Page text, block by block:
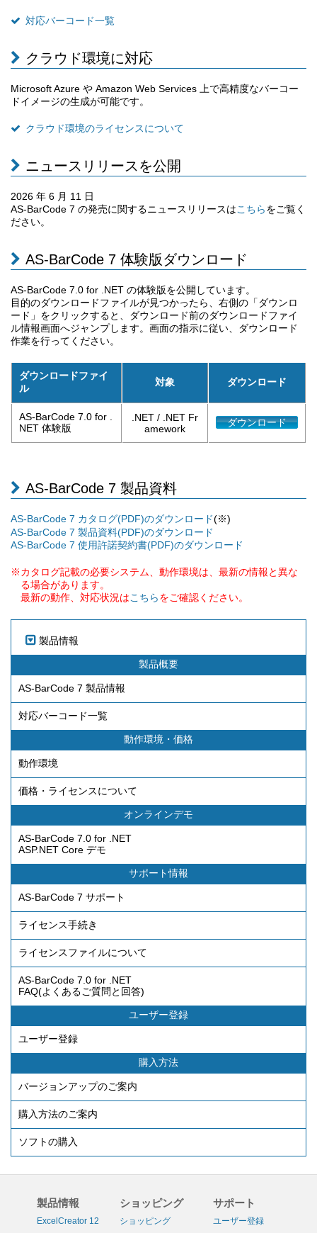
対応バーコード一覧
クラウド環境に対応
Microsoft Azure や Amazon Web Services 上で高精度なバーコー
ドイメージの生成が可能です。
クラウド環境のライセンスについて
ニュースリリースを公開
2026 年 6 月 11 日
AS-BarCode 7 の発売に関するニュースリリースはこちらをご覧く
ださい。
AS-BarCode 7 体験版ダウンロード
AS-BarCode 7.0 for .NET の体験版を公開しています。
目的のダウンロードファイルが見つかったら、右側の「ダウンロ
ード」をクリックすると、ダウンロード前のダウンロードファイ
ル情報画面へジャンプします。画面の指示に従い、ダウンロード
作業を行ってください。
ダウンロードファイ
ル
対象 ダウンロード
AS-BarCode 7.0 for .
NET 体験版
.NET / .NET Fr
amework
ダウンロード
AS-BarCode 7 製品資料
AS-BarCode 7 カタログ(PDF)のダウンロード(※)
AS-BarCode 7 製品資料(PDF)のダウンロード
AS-BarCode 7 使用許諾契約書(PDF)のダウンロード
※カタログ記載の必要システム、動作環境は、最新の情報と異な
る場合があります。
最新の動作、対応状況はこちらをご確認ください。
製品情報
製品概要
AS-BarCode 7 製品情報
対応バーコード一覧
動作環境・価格
動作環境
価格・ライセンスについて
オンラインデモ
AS-BarCode 7.0 for .NET
ASP.NET Core デモ
サポート情報
AS-BarCode 7 サポート
ライセンス手続き
ライセンスファイルについて
AS-BarCode 7.0 for .NET
FAQ(よくあるご質問と回答)
ユーザー登録
ユーザー登録
購入方法
バージョンアップのご案内
購入方法のご案内
ソフトの購入
製品情報
ExcelCreator 12
ショッピング
ショッピング
サポート
ユーザー登録